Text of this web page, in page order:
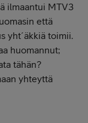
ilmaantui MTV3
että
yht´äkkiä toimii.
huomannut;
tähän?
yhteyttä